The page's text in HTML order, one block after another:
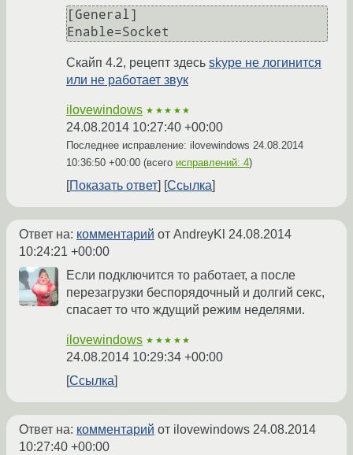
[General]
Скайп 4.2, рецепт здесь skype не логинится
или не работает звук
ilovewindows ★★★★★
24.08.2014 10:27:40 +00:00
Последнее исправление: ilovewindows 24.08.2014
10:36:50 +00:00 (всего исправлений: 4)
Показать ответ Ссылка
Ответ на: комментарий от AndreyKl 24.08.2014
10:24:21 +00:00
Если подключится то работает, а после
перезагрузки беспорядочный и долгий секс,
спасает то что ждущий режим неделями.
ilovewindows ★★★★★
24.08.2014 10:29:34 +00:00
Ссылка
Ответ на: комментарий от ilovewindows 24.08.2014
10:27:40 +00:00